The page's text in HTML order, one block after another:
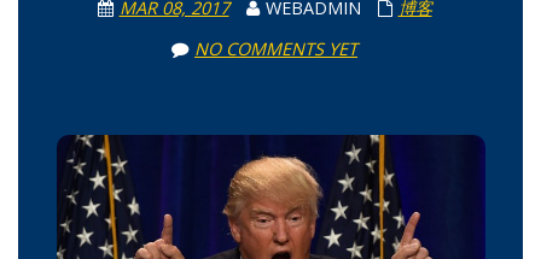
MAR 08, 2017 WEBADMIN
博客
NO COMMENTS YET